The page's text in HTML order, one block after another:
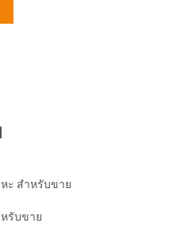
ะ สำหรับขาย
หรับขาย